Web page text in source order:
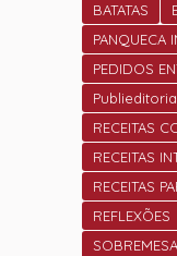
BATATAS
PANQUECA
PEDIDOS
RECEITAS
RECEITAS
RECEITAS
REFLEXÕES